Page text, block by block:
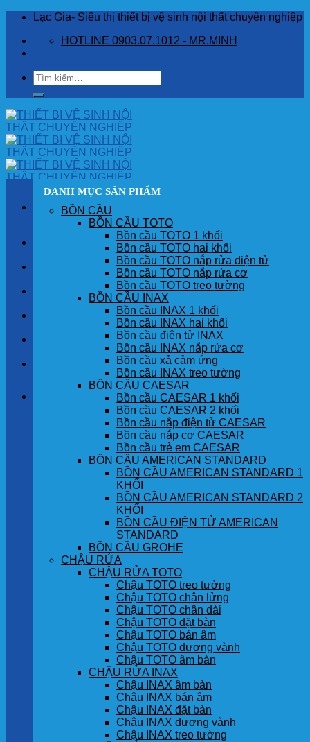
Skip
content
Lạc Gia- Siêu thị thiết bị vệ sinh nội thất chuyên nghiệp
HOTLINE 0903.07.1012 - MR.MINH
Tìm
kiếm:
SẢN PHẨM
GÓC KHÁCH HÀNG
Chưa có sản phẩm trong giỏ hàng.
DANH MỤC SẢN PHẨM
BỒN CẦU
BỒN CẦU TOTO
Bồn cầu TOTO 1 khối
Bồn cầu TOTO hai khối
Bồn cầu TOTO nắp rửa điện tử
Bồn cầu TOTO nắp rửa cơ
Bồn cầu TOTO treo tường
BỒN CẦU INAX
Bồn cầu INAX 1 khối
Bồn cầu INAX hai khối
Bồn cầu điện tử INAX
Bồn cầu INAX nắp rửa cơ
Bồn cầu xả cảm ứng
Bồn cầu INAX treo tường
BỒN CẦU CAESAR
Bồn cầu CAESAR 1 khối
Bồn cầu CAESAR 2 khối
Bồn cầu nắp điện tử CAESAR
Bồn cầu nắp cơ CAESAR
Bồn cầu trẻ em CAESAR
BỒN CẦU AMERICAN STANDARD
BỒN CẦU AMERICAN STANDARD 1
KHỐI
BỒN CẦU AMERICAN STANDARD 2
KHỐI
BỒN CẦU ĐIỆN TỬ AMERICAN
STANDARD
BỒN CẦU GROHE
CHẬU RỬA
CHẬU RỬA TOTO
Chậu TOTO treo tường
Chậu TOTO chân lửng
Chậu TOTO chân dài
Chậu TOTO đặt bàn
Chậu TOTO bán âm
Chậu TOTO dương vành
Chậu TOTO âm bàn
CHẬU RỬA INAX
Chậu INAX âm bàn
Chậu INAX bán âm
Chậu INAX đặt bàn
Chậu INAX dương vành
Chậu INAX treo tường